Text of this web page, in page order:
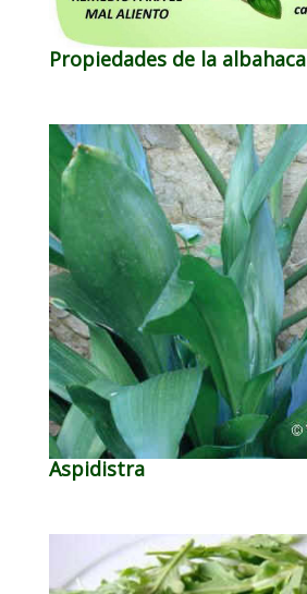
Propiedades de la albahaca
Aspidistra